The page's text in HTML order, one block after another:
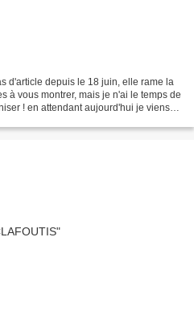
d'article depuis le 18 juin, elle rame la
à vous montrer, mais je n'ai le temps de
! en attendant aujourd'hui je viens